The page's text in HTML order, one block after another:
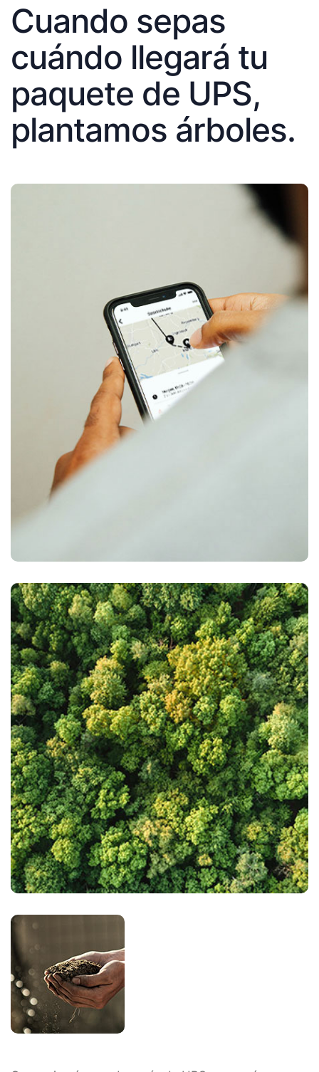
Cuando sepas
cuándo llegará tu
paquete de UPS,
plantamos árboles.